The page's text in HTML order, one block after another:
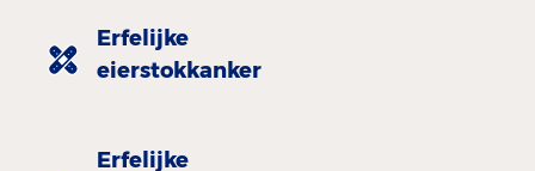
Erfelijke
eierstokkanker
Erfelijke